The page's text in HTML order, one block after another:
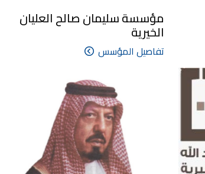
مؤسسة سليمان صالح العليان
الخيرية
تفاصيل المؤسس